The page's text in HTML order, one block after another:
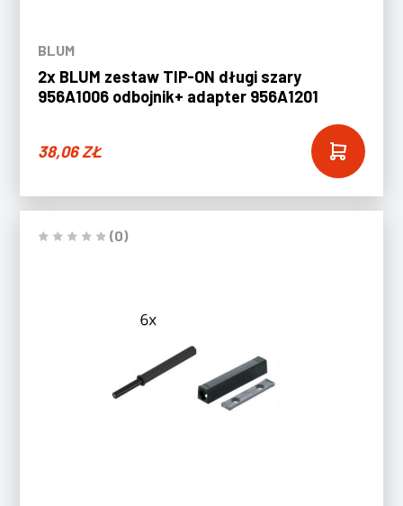
BLUM
2x BLUM zestaw TIP-ON długi szary
956A1006 odbojnik+ adapter 956A1201
38,06ZŁ
(0)